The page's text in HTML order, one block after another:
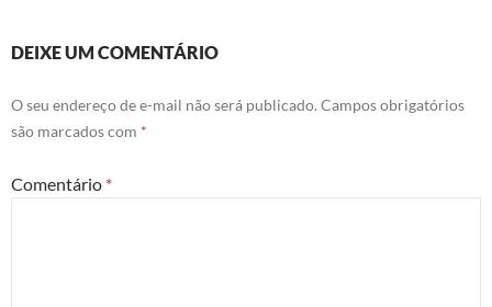
DEIXE UM COMENTÁRIO
O seu endereço de e-mail não será publicado. Campos obrigatórios
são marcados com *
Comentário *